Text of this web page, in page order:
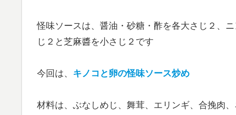
怪味ソースは、醤油・砂糖・酢を各大さじ２、
じ２と芝麻醬を小さじ２です
今回は、 キノコと卵の怪味ソース炒め
材料は、ぶなしめじ、舞茸、エリンギ、合挽肉